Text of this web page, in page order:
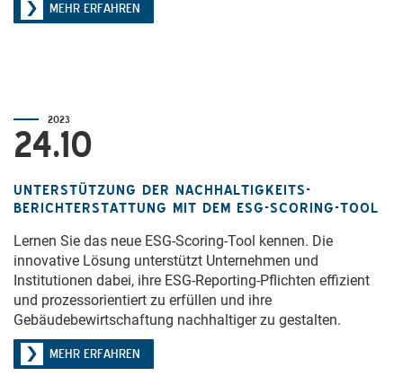
MEHR ERFAHREN
2023
24.10
UNTERSTÜTZUNG DER NACHHALTIGKEITS-
BERICHTERSTATTUNG MIT DEM ESG-SCORING-TOOL
Lernen Sie das neue ESG-Scoring-Tool kennen. Die
innovative Lösung unterstützt Unternehmen und
Institutionen dabei, ihre ESG-Reporting-Pflichten effizient
und prozessorientiert zu erfüllen und ihre
Gebäudebewirtschaftung nachhaltiger zu gestalten.
MEHR ERFAHREN